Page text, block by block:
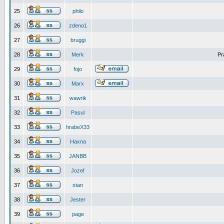
25 philo
26 zdeno1
27 bruggi
28 Merk
29 fojo
30 Marx
31 wawrik
32 Pasul
33 hrabeX33
34 Haxna
35 JANBB
36 Jozef
37 stan
38 Jester
39 page